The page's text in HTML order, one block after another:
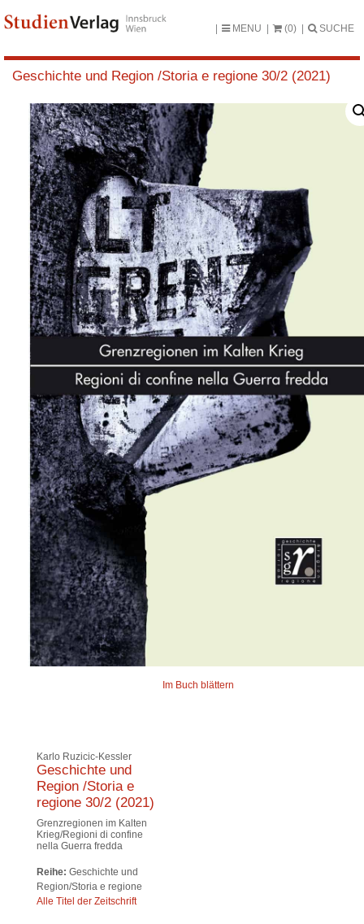
MENU (0) SUCHE
Geschichte und Region /Storia e regione 30/2 (2021)
Im Buch blättern
Karlo Ruzicic-Kessler
Geschichte und
Region /Storia e
regione 30/2 (2021)
Grenzregionen im Kalten
Krieg/Regioni di confine
nella Guerra fredda
Reihe: Geschichte und
Region/Storia e regione
Alle Titel der Zeitschrift